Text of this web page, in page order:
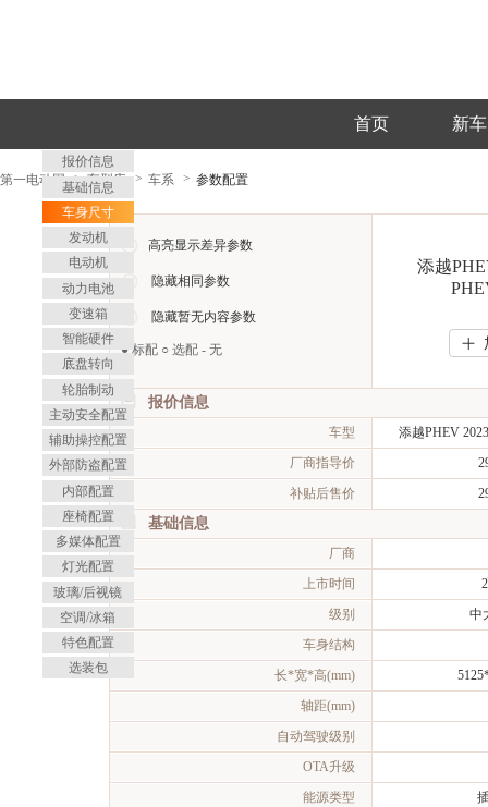
首页 新车
第一电动网 车型库 车系 参数配置
高亮显示差异参数
隐藏相同参数
隐藏暂无内容参数
● 标配 ○ 选配 - 无
添越
报价信息
车型
添越PHEV
厂商指导价
补贴后售价
基础信息
厂商
上市时间
级别
中
车身结构
长*宽*高(mm)
轴距(mm)
自动驾驶级别
OTA升级
能源类型
报价信息
基础信息
车身尺寸
发动机
电动机
动力电池
变速箱
智能硬件
底盘转向
轮胎制动
主动安全配置
辅助操控配置
外部防盗配置
内部配置
座椅配置
多媒体配置
灯光配置
玻璃/后视镜
空调/冰箱
特色配置
选装包